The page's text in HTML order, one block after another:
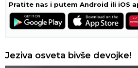
Pratite nas i putem Android ili iOS
Jeziva osveta bivše devojke!